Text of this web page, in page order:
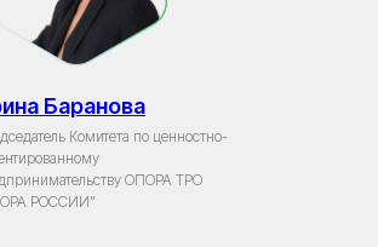
Баранова
Комитета по ценностно-
ОПОРА ТРО
РОССИИ"